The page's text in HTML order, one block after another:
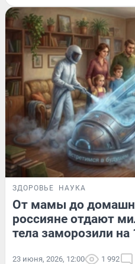
ЗДОРОВЬЕ НАУКА
От мамы до
россияне отдают
тела заморозили на
23 июня, 2026, 12:00 1 992